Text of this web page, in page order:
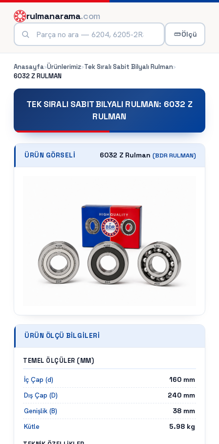
rulmanarama.com
Ölçü
Anasayfa›Ürünlerimiz›Tek Sıralı Sabit Bilyalı Rulman›
6032 ZRULMAN
TEK SIRALI SABIT BILYALI RULMAN: 6032 Z
RULMAN
ÜRÜN GÖRSELI 6032 Z Rulman (BDRRULMAN)
ÜRÜN ÖLÇÜ BILGILERI
TEMEL ÖLÇÜLER (MM)
İç Çap (d) 160 mm
Dış Çap (D)
240 mm
Genişlik (B)
38 mm
Kütle
5.98 kg